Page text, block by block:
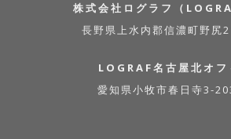
株式会社ログラフ（
長野県上水内郡信濃町野尻
LOGRAF名古屋北オフ
愛知県小牧市春日寺3-